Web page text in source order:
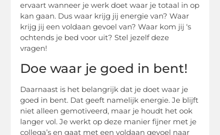
ervaart wanneer je werk doet waar je totaal in op
kan gaan. Dus waar krijg jij energie van? Waar
krijg jij een voldaan gevoel van? Waar kom jij ‘s
ochtends je bed voor uit? Stel jezelf deze
vragen!
Doe waar je goed in bent!
Daarnaast is het belangrijk dat je doet waar je
goed in bent. Dat geeft namelijk energie. Je blijft
niet alleen gemotiveerd, maar je houdt het ook
langer vol. Je werkt op deze manier fijner met je
collega’s en gaat met een voldaan gevoel naar